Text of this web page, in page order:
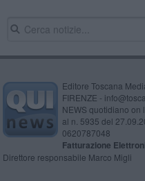
Editore Toscana
FIRENZE -
NEWS quotidiano on
al n. 5935 del
0620787048
Fatturazione
Direttore responsabile Marco Migli